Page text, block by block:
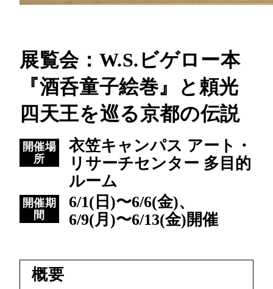
展覧会：W.S.ビゲロー本
『酒呑童子絵巻』と頼光
四天王を巡る京都の伝説
開催場
所
衣笠キャンパス アート・
リサーチセンター 多目的
ルーム
開催期
間
6/1(日)〜6/6(金)、
6/9(月)〜6/13(金)開催
概要